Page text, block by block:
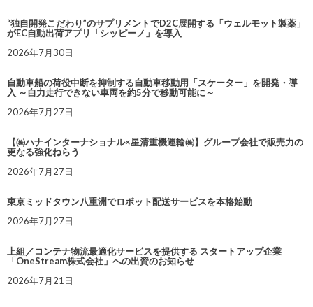
“独自開発こだわり”のサプリメントでD2C展開する「ウェルモット製薬」
がEC自動出荷アプリ「シッピーノ」を導入
2026年7月30日
自動車船の荷役中断を抑制する自動車移動用「スケーター」を開発・導
入 ～自力走行できない車両を約5分で移動可能に～
2026年7月27日
【㈱ハナインターナショナル×星清重機運輸㈱】グループ会社で販売力の
更なる強化ねらう
2026年7月27日
東京ミッドタウン八重洲でロボット配送サービスを本格始動
2026年7月27日
上組／コンテナ物流最適化サービスを提供する スタートアップ企業
「OneStream株式会社」への出資のお知らせ
2026年7月21日